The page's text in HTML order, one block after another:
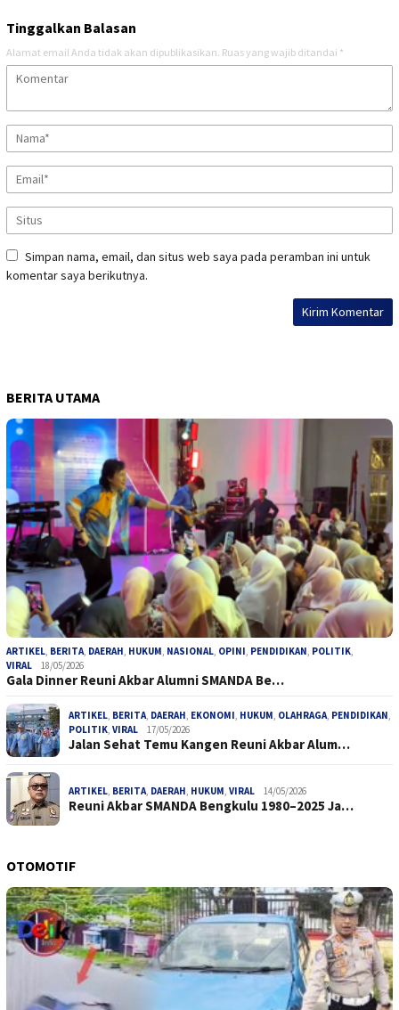
Tinggalkan Balasan
Alamat email Anda tidak akan dipublikasikan. Ruas yang wajib ditandai *
Simpan nama, email, dan situs web saya pada peramban ini untuk
komentar saya berikutnya.
BERITA UTAMA
ARTIKEL, BERITA, DAERAH, HUKUM, NASIONAL, OPINI, PENDIDIKAN, POLITIK,
VIRAL
18/05/2026
Gala Dinner Reuni Akbar Alumni SMANDA Be…
ARTIKEL, BERITA, DAERAH, EKONOMI, HUKUM, OLAHRAGA, PENDIDIKAN,
POLITIK, VIRAL 17/05/2026
Jalan Sehat Temu Kangen Reuni Akbar Alum…
ARTIKEL, BERITA, DAERAH, HUKUM, VIRAL 14/05/2026
Reuni Akbar SMANDA Bengkulu 1980–2025 Ja…
OTOMOTIF